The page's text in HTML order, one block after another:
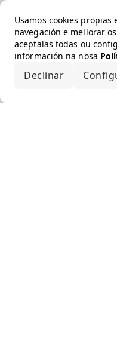
Usamos cookies
navegación e mellorar
aceptalas todas ou
información na nosa
Declinar